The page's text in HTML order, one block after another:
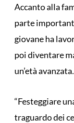
Accanto alla
parte
giovane ha
poi diventare
un’età avanzata.
“Festeggiare
traguardo dei